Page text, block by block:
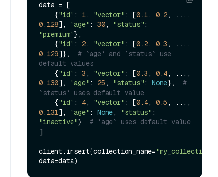
data = [
    {
"id" : 1, "vector" : [0.1, 0.2
0.128], "age" : 30, "status"
"premium"},
    {
"id" : 2, "vector" : [0.2, 0.3
0.129]}, # `age` and `status` use
default values
    {
"id" : 3 , "vector" : [0.3 , 0.4
0.130], "age" : 25 , "status" : None}, #
`status` uses default value
    {
"id" : 4, "vector" : [0.4, 0.5
0.131], "age" : None, "status"
"inactive"} # `age` uses default value
]
client.insert(collection_name="my_collection"